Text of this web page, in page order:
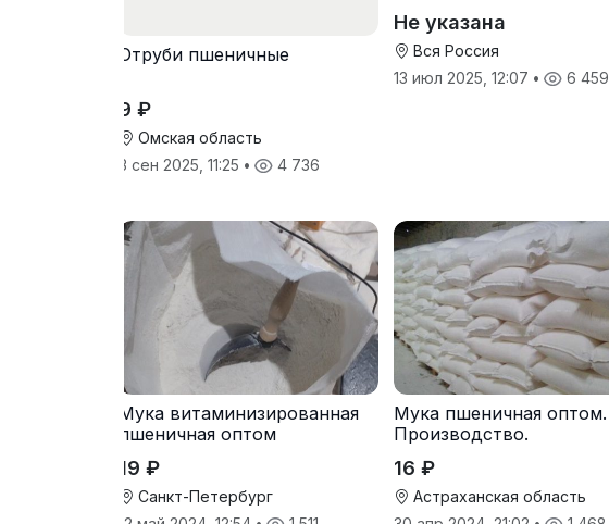
Отруби пшеничные
9 ₽
Омская область
3 сен 2025, 11:25 • 4 736
Не указана
Вся Россия
13 июл 2025, 12:07 • 6 459
Мука витаминизированная
пшеничная оптом
19 ₽
Санкт-Петербург
Мука пшеничная оптом.
Производство.
16 ₽
Астраханская область